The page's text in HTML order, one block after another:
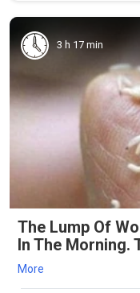
3 h 17 min
The Lump Of
In The Morning.
More